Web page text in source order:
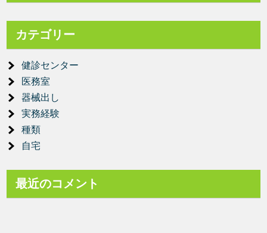
カテゴリー
健診センター
医務室
器械出し
実務経験
種類
自宅
最近のコメント